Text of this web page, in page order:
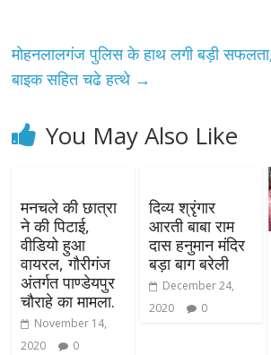
मोहनलालगंज पुलिस के हाथ लगी बड़ी
बाइक सहित चढे हत्थे →
You May Also Like
मनचले की छात्रा
ने की पिटाई,
वीडियो हुआ
वायरल, गौरीगंज
अंतर्गत पाण्डेयपुर
चौराहे का मामला.
November 14,
2020
0
दिव्य श्रृंगार
आरती बाबा राम
दास हनुमान मंदिर
बड़ा बाग बरेली
December 24,
2020
0